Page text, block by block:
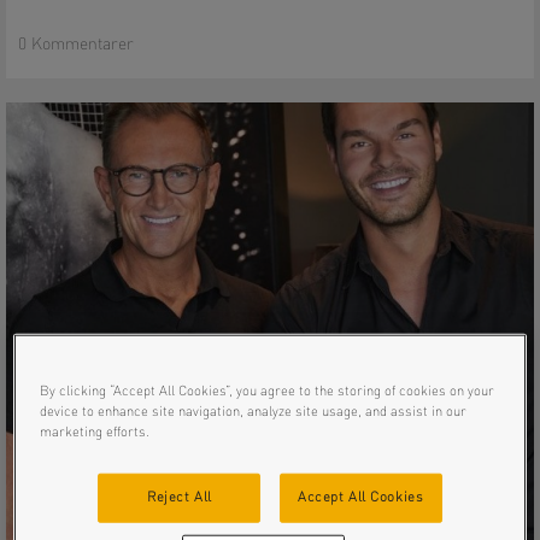
0 Kommentarer
By clicking “Accept All Cookies”, you agree to the storing of cookies on your
device to enhance site navigation, analyze site usage, and assist in our
marketing efforts.
Reject All Accept All Cookies